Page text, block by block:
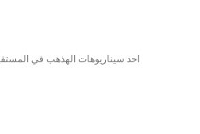
احد سيناريوهات الهذهب في